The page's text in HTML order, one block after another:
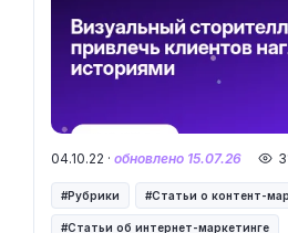
04.10.22 · обновлено 15.07.26
Рубрики Статьи о контент-
Статьи об интернет-маркетинге